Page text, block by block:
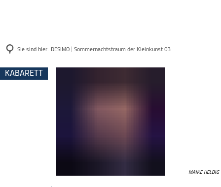
Sie sind hier: DESiMO | Sommernachtstraum der Kleinkunst 03
DESiMO
Sommernachtstraum
MAIKE HELBIG
KABARETT